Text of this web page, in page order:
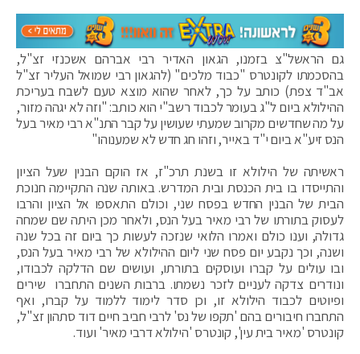
גם הראשל"צ בזמנו, הגאון האדיר רבי אברהם אשכנזי זצ"ל,
בהסכמתו לקונטרס "כבוד מלכים" (להגאון רבי שמואל העליר זצ"ל
אב"ד צפת) כותב על כך, לאחר שהוא מוצא טעם לשבח בעריכת
ההילולא ביום ל"ג בעומר לכבוד רשב"י הוא כותב: "וזה לא יגהה מזור,
על מה שחדשים מקרוב שמעתי שעושין על קבר התנ"א רבי מאיר בעל
הנס זיע"א ביום י"ד באייר, וזהו חג חדש לא שמענוהו"
ראשיתה של הילולא זו בשנת תרכ"ז, אז הוקם הבנין שעל הציון
והתייסדו בו בית הכנסת ובית המדרש. באותה שנה התקיימה חנוכת
הבית של הבנין החדש בפסח שני, וכולם התאספו אל הציון והרבו
לעסוק בתורתו של רבי מאיר בעל הנס, ולאחר מכן היתה שם שמחה
גדולה, וענו כולם ואמרו הלואי שנזכה לעשות כך ביום זה בכל שנה
ושנה, וכך נקבע יום פסח שני ליום ההילולא של רבי מאיר בעל הנס,
ובו עולים על קברו ועוסקים בתורתו, ועושים שם הדלקה לכבודו,
ונודרים צדקה לעניים לזכר נשמתו. ברבות השנים התחברו שירים
ופיוטים לכבוד הילולא זו, וכן סדר לימוד ללמוד על קברו, ואף
התחברו חיבורים בהם 'תקפו של נס' לרבי חביב חיים דוד סתהון זצ"ל,
קונטרס 'מאיר בית עין', קונטרס 'הילולא דרבי מאיר' ועוד.